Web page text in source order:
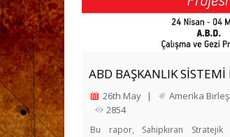
ABD BAŞKANLIK
26th May | Amerika
2854
Bu rapor, Sahipkıran Stratejik